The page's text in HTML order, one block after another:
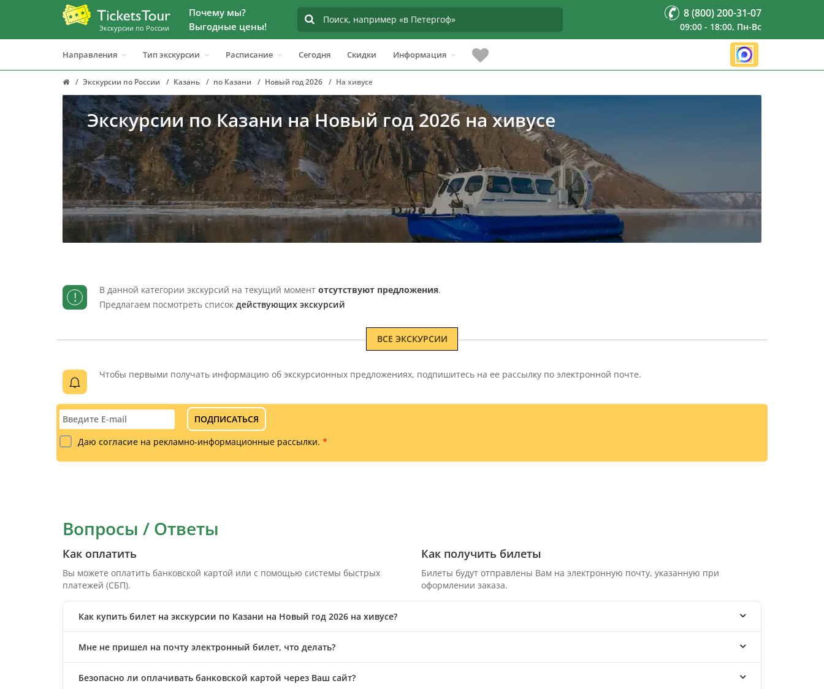
Экскурсии по России
Почему мы?
Выгодные цены!
8 (800) 200-31-07
09:00 - 18:00, Пн-Вс
Направления Тип экскурсии Расписание Сегодня Скидки Информация
Экскурсии по России Казань по Казани Новый год 2026 На хивусе
Экскурсии по Казани на Новый год 2026 на хивусе
! В данной категории экскурсий на текущий момент отсутствуют предложения.
Предлагаем посмотреть список действующих экскурсий
ВСЕ ЭКСКУРСИИ
Чтобы первыми получать информацию об экскурсионных предложениях, подпишитесь на ее рассылку по электронной почте.
ПОДПИСАТЬСЯ
Даю согласие на рекламно-информационные рассылки. *
Вопросы / Ответы
Как оплатить
Вы можете оплатить банковской картой или с помощью системы быстрых
платежей (СБП).
Как получить билеты
Билеты будут отправлены Вам на электронную почту, указанную при
оформлении заказа.
Как купить билет на экскурсии по Казани на Новый год 2026 на хивусе?
Мне не пришел на почту электронный билет, что делать?
Безопасно ли оплачивать банковской картой через Ваш сайт?